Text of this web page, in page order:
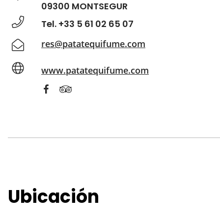
09300 MONTSEGUR
Tel. +33 5 61 02 65 07
res@patatequifume.com
www.patatequifume.com
Ubicación